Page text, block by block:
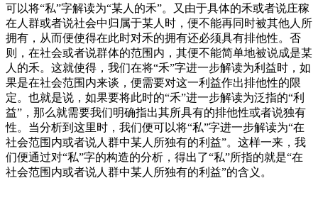
可以将“私”字解读为“某人的禾”。又由于具体的禾或者说庄稼
在人群或者说社会中归属于某人时，便不能再同时被其他人所
拥有，从而便使得在此时对禾的拥有还必须具有排他性。否
则，在社会或者说群体的范围内，其便不能简单地被说成是某
人的禾。这就使得，我们在将“禾”字进一步解读为利益时，如
果是在社会范围内来谈，便需要对这一利益作出排他性的限
定。也就是说，如果要将此时的“禾”进一步解读为泛指的“利
益”，那么就需要我们明确指出其所具有的排他性或者说独有
性。当分析到这里时，我们便可以将“私”字进一步解读为“在
社会范围内或者说人群中某人所独有的利益”。这样一来，我
们便通过对“私”字的构造的分析，得出了“私”所指的就是“在
社会范围内或者说人群中某人所独有的利益”的含义。